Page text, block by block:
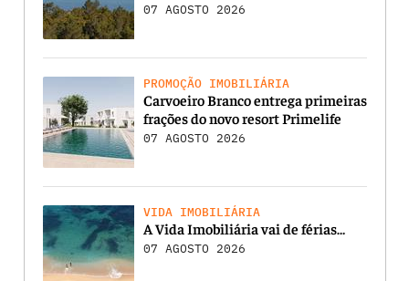
07 AGOSTO 2026
PROMOÇÃO IMOBILIÁRIA
Carvoeiro Branco entrega primeiras
frações do novo resort Primelife
07 AGOSTO 2026
VIDA IMOBILIÁRIA
A Vida Imobiliária vai de férias…
07 AGOSTO 2026